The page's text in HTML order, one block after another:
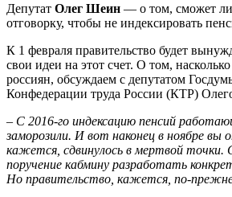
Депутат Олег Шеин — о том, сможет ли
отговорку, чтобы не индексировать
К 1 февраля правительство будет
свои идеи на этот счет. О том,
россиян, обсуждаем с депутатом
Конфедерации труда России (КТР)
– С 2016-го индексацию пенсий
заморозили. И вот наконец в ноябре вы
кажется, сдвинулось в мертвой точки.
поручение кабмину разработать
Но правительство, кажется, по-